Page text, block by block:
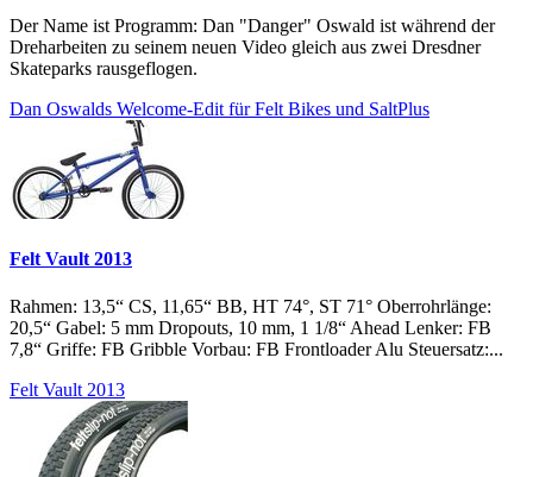
Der Name ist Programm: Dan "Danger" Oswald ist während der
Dreharbeiten zu seinem neuen Video gleich aus zwei Dresdner
Skateparks rausgeflogen.
Dan Oswalds Welcome-Edit für Felt Bikes und SaltPlus
Felt Vault 2013
Rahmen: 13,5“ CS, 11,65“ BB, HT 74°, ST 71° Oberrohrlänge:
20,5“ Gabel: 5 mm Dropouts, 10 mm, 1 1/8“ Ahead Lenker: FB
7,8“ Griffe: FB Gribble Vorbau: FB Frontloader Alu Steuersatz:...
Felt Vault 2013